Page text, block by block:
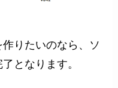
りたいのなら、ソ
となります。